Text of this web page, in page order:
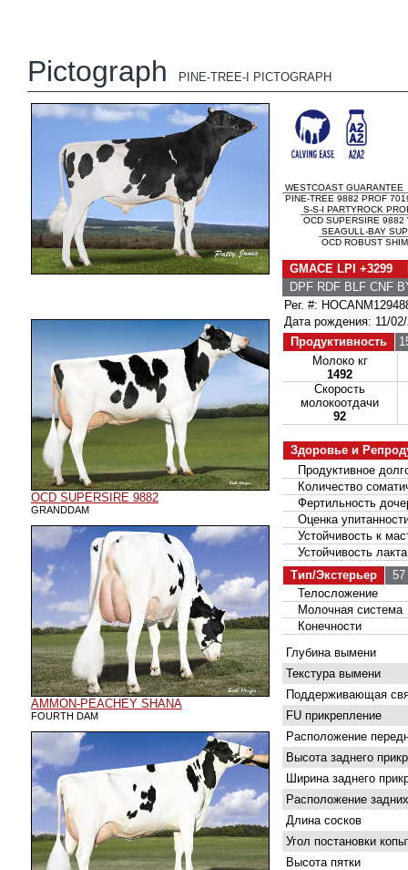
Pictograph PINE-TREE-I PICTOGRAPH
OCD SUPERSIRE 9882
GRANDDAM
AMMON-PEACHEY SHANA
FOURTH DAM
WESTCOAST GUARANTEE
PINE-TREE 9882 PROF
S-S-I PARTYROCK
OCD SUPERSIRE 9882
SEAGULL-BAY
OCD ROBUST
GMACE LPI +3299
DPF RDF BLF CNF
Рег. #:
Дата рождения: 11/
Продуктивность
Молоко кг
1492
Скорость
молокоотдачи
92
Здоровье и
Продуктивное
Количество
Фертильность
Оценка
Устойчивость к
Устойчивость
Тип/Экстерьер
57
Телосложение
Молочная система
Конечности
Глубина вымени
Текстура вымени
Поддерживающая
FU прикрепление
Расположение
Высота заднего
Ширина заднего
Расположение
Длина сосков
Угол постановки
Высота пятки